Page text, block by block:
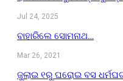
Jul 24, 2025
ବାହାରିଲେ ସୋମନାଥ…
Mar 26, 2021
ଜୁଲାଇ ୧ରୁ ଘରୋଇ ବସ